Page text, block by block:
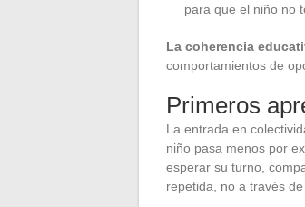
para que el niño no
La coherencia
comportamientos de
Primeros
La entrada en
niño pasa menos por
esperar su turno,
repetida, no a través de